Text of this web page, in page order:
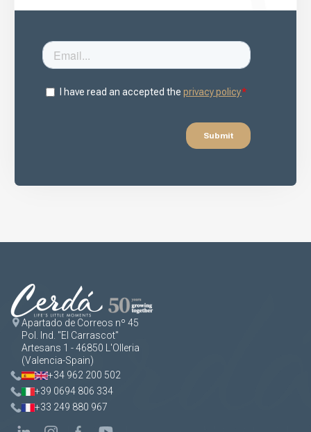
Apartado de Correos nº 45
Pol. Ind. "El Carrascot"
Artesans 1 - 46850 L'Olleria
(Valencia-Spain)
+34 962 200 502
+39 0694 806 334
+33 249 880 967